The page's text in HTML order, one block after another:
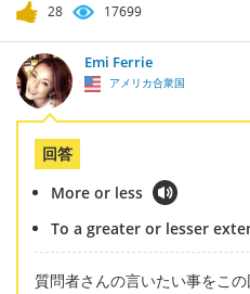
28 17699
Emi Ferrie
アメリカ合衆国
回答
More or less
To a greater or lesser
質問者さんの言いたい事をこ